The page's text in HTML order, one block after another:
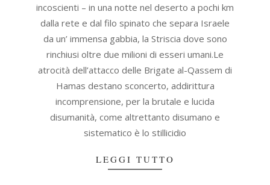
incoscienti – in una notte nel deserto a pochi km
dalla rete e dal filo spinato che separa Israele
da un’ immensa gabbia, la Striscia dove sono
rinchiusi oltre due milioni di esseri umani.Le
atrocità dell’attacco delle Brigate al-Qassem di
Hamas destano sconcerto, addirittura
incomprensione, per la brutale e lucida
disumanità, come altrettanto disumano e
sistematico è lo stillicidio
LEGGI TUTTO